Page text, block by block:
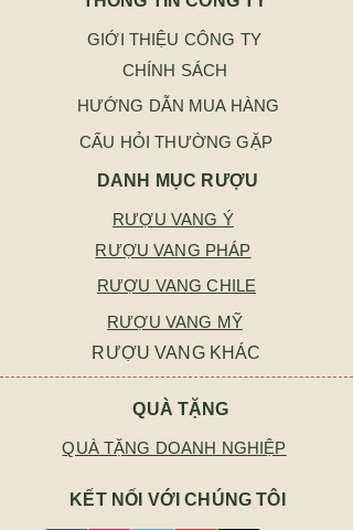
GIỚI THIỆU CÔNG TY
CHÍNH SÁCH
HƯỚNG DẪN MUA HÀNG
CẤU HỎI THƯỜNG GẶP
DANH MỤC RƯỢU
RƯỢU VANG Ý
RƯỢU VANG PHÁP
RƯỢU VANG CHILE
RƯỢU VANG MỸ
RƯỢU VANG KHÁC
QUÀ TẶNG
QUÀ TẶNG DOANH NGHIỆP
KẾT NỐI VỚI CHÚNG TÔI